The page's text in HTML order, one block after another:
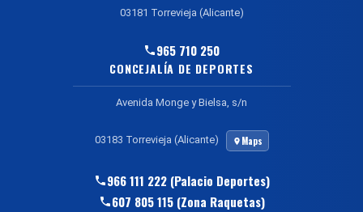
03181 Torrevieja (Alicante)
965 710 250
CONCEJALÍA DE DEPORTES
Avenida Monge y Bielsa, s/n
03183 Torrevieja (Alicante) Maps
966 111 222 (Palacio Deportes)
607 805 115 (Zona Raquetas)